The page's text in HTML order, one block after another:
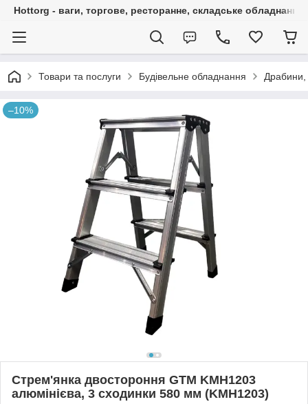
Hottorg - ваги, торгове, ресторанне, складське обладнання
Товари та послуги Будівельне обладнання Драбини,
–10%
Стрем'янка двостороння GTM KMH1203
алюмінієва, 3 сходинки 580 мм (KMH1203)